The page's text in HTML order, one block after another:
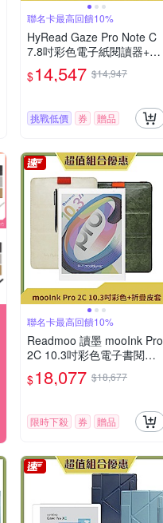
聯名卡最高回饋10%
HyRead Gaze Pro Note C
7.8吋彩色電子紙閱讀器+7.8
吋手寫類紙膜 (組合)
$14,547 $14,947
挑戰低價 券 贈品
聯名卡最高回饋10%
Readmoo 讀墨 mooInk Pro
2C 10.3吋彩色電子書閱讀
器平板+10.3吋折疊皮套 (組
合)
$18,077 $18,677
限時下殺 券 贈品